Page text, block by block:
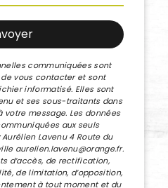
communiquées sont
vous contacter et sont
informatisé. Elles sont
et ses sous-traitants dans
votre message. Les données
aux seuls
Lavenu 4 Route du
aurelien.lavenu@orange.fr.
d’accès, de rectification,
de limitation, d’opposition,
à tout moment et du